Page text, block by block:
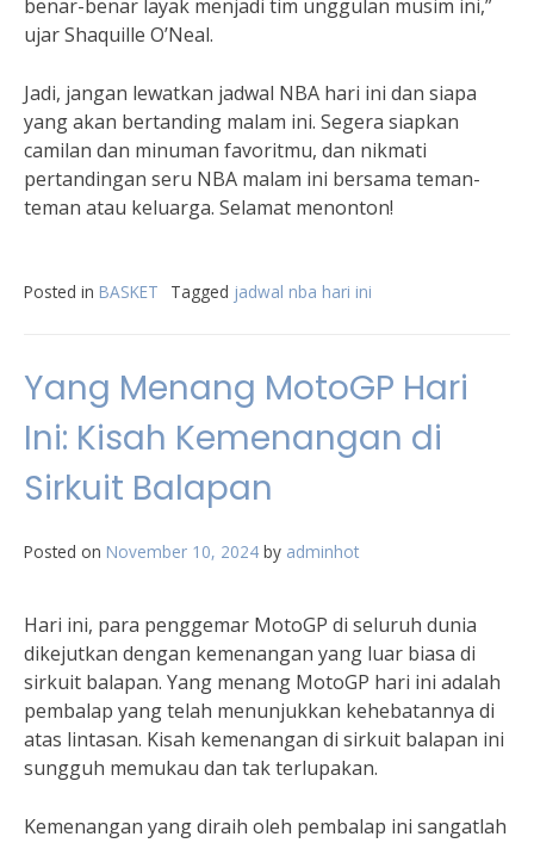
benar-benar layak menjadi tim unggulan musim ini,”
ujar Shaquille O’Neal.
Jadi, jangan lewatkan jadwal NBA hari ini dan siapa
yang akan bertanding malam ini. Segera siapkan
camilan dan minuman favoritmu, dan nikmati
pertandingan seru NBA malam ini bersama teman-
teman atau keluarga. Selamat menonton!
Posted in BASKET Tagged jadwal nba hari ini
Yang Menang MotoGP Hari
Ini: Kisah Kemenangan di
Sirkuit Balapan
Posted on November 10, 2024 by adminhot
Hari ini, para penggemar MotoGP di seluruh dunia
dikejutkan dengan kemenangan yang luar biasa di
sirkuit balapan. Yang menang MotoGP hari ini adalah
pembalap yang telah menunjukkan kehebatannya di
atas lintasan. Kisah kemenangan di sirkuit balapan ini
sungguh memukau dan tak terlupakan.
Kemenangan yang diraih oleh pembalap ini sangatlah